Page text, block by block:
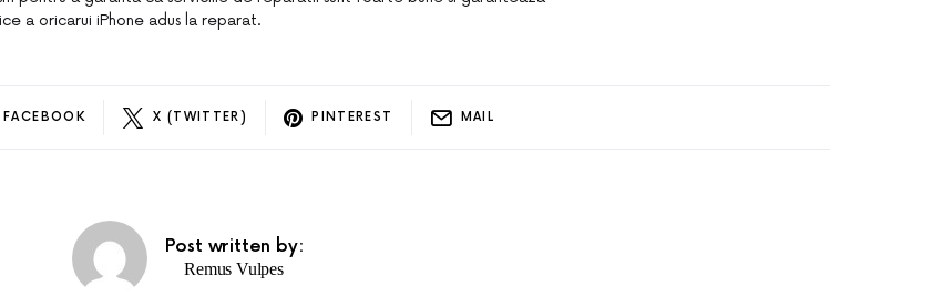
a oricarui iPhone adus la reparat.
FACEBOOK X (TWITTER) PINTEREST MAIL
Post written by:
Remus Vulpes